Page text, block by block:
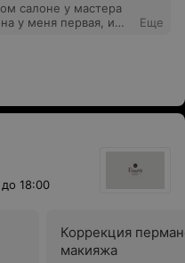
салоне у мастера
у меня первая, и
и хороший человек)
девушка,
к клиентам, то
кто решит
отдельное спасибо
тату!)
Еще
до 18:00
Коррекция
макияжа